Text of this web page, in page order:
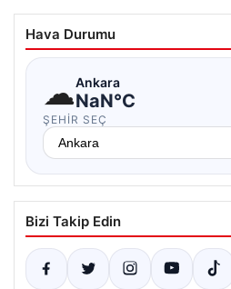
Hava Durumu
☁Ankara
NaN°C
ŞEHIR SEÇ
Bizi Takip Edin